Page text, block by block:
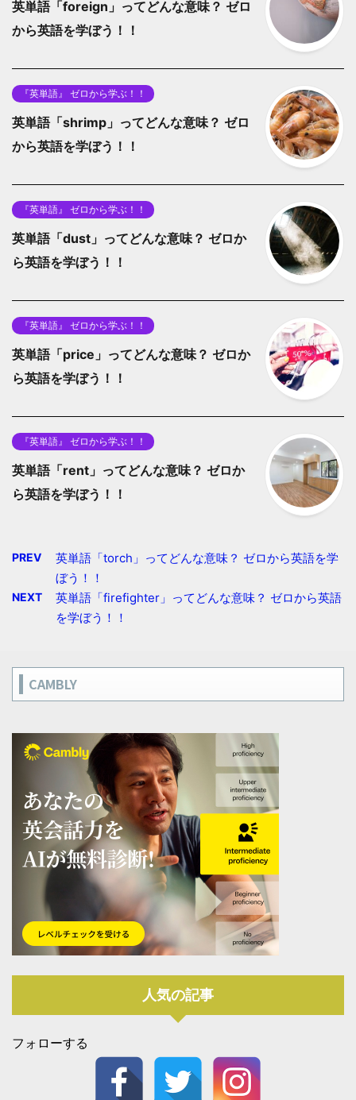
英単語「foreign」ってどんな意味？ ゼロ
から英語を学ぼう！！
『英単語』 ゼロから学ぶ！！
英単語「shrimp」ってどんな意味？ ゼロ
から英語を学ぼう！！
『英単語』 ゼロから学ぶ！！
英単語「dust」ってどんな意味？ ゼロか
ら英語を学ぼう！！
『英単語』 ゼロから学ぶ！！
英単語「price」ってどんな意味？ ゼロか
ら英語を学ぼう！！
『英単語』 ゼロから学ぶ！！
英単語「rent」ってどんな意味？ ゼロか
ら英語を学ぼう！！
PREV
英単語「torch」ってどんな意味？ ゼロから英語を学
ぼう！！
NEXT
英単語「firefighter」ってどんな意味？ ゼロから英語
を学ぼう！！
CAMBLY
人気の記事
フォローする